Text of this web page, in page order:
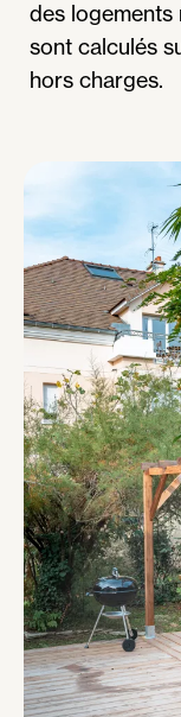
des logements
sont calculés
hors charges.